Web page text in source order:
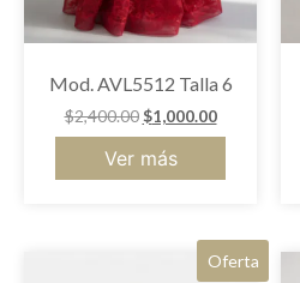
Mod. AVL5512 Talla 6
$2,400.00 $1,000.00
Ver más
Oferta